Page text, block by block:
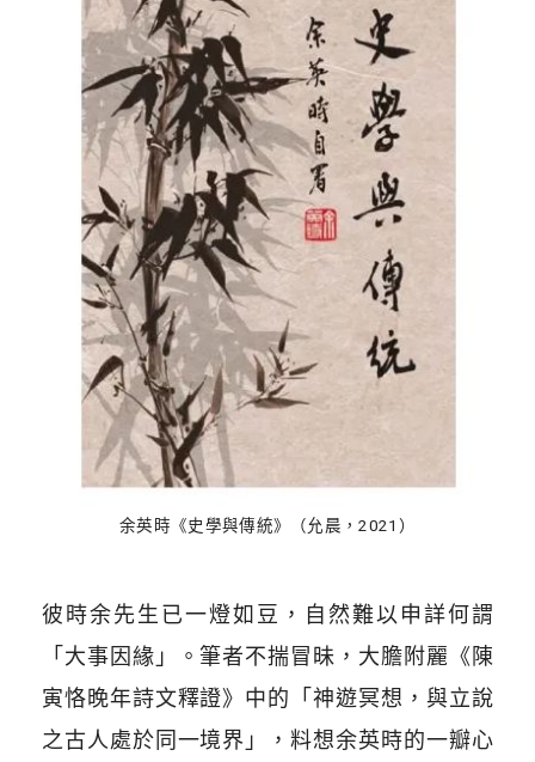
余英時《史學與傳統》（允晨，2021）
彼時余先生已一燈如豆，自然難以申詳何謂
「大事因緣」。筆者不揣冒昧，大膽附麗《陳
寅恪晚年詩文釋證》中的「神遊冥想，與立說
之古人處於同一境界」，料想余英時的一瓣心